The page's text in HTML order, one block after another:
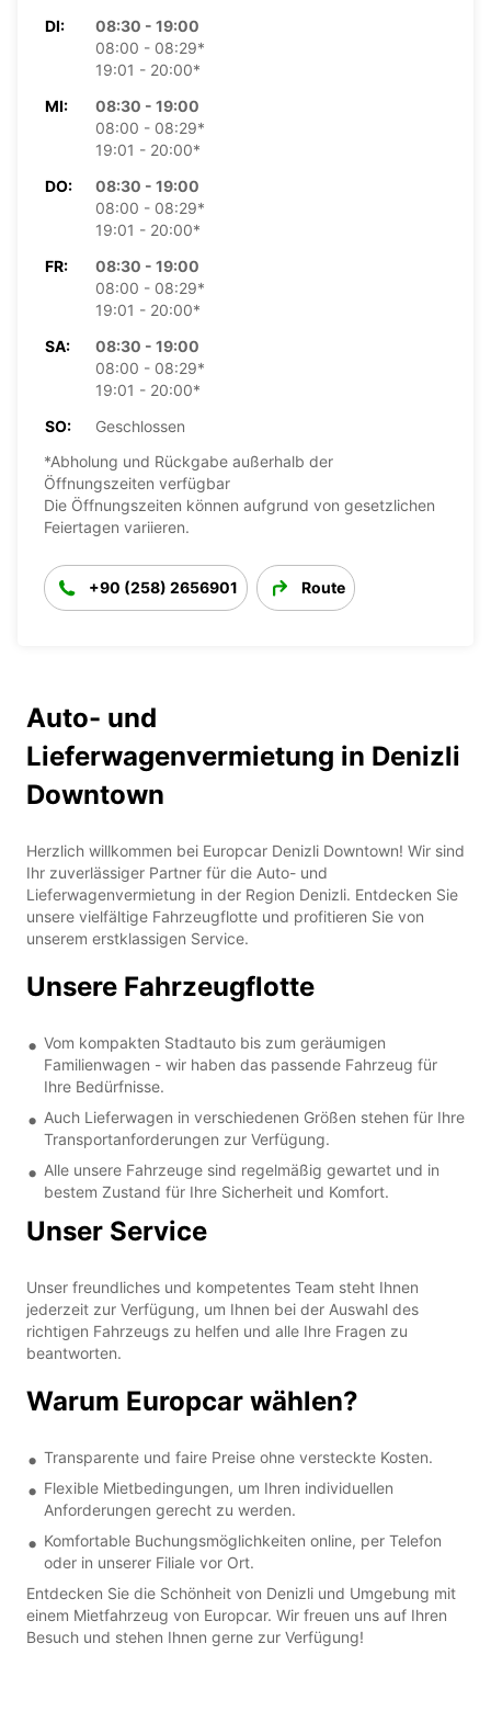
DI:
08:30 - 19:00
08:00 - 08:29*
19:01 - 20:00*
MI:
08:30 - 19:00
08:00 - 08:29*
19:01 - 20:00*
DO:
08:30 - 19:00
08:00 - 08:29*
19:01 - 20:00*
FR:
08:30 - 19:00
08:00 - 08:29*
19:01 - 20:00*
SA:
08:30 - 19:00
08:00 - 08:29*
19:01 - 20:00*
SO:
Geschlossen
*Abholung und Rückgabe außerhalb der
Öffnungszeiten verfügbar
Die Öffnungszeiten können aufgrund von gesetzlichen
Feiertagen variieren.
+90 (258) 2656901 Route
Auto- und
Lieferwagenvermietung in Denizli
Downtown
Herzlich willkommen bei Europcar Denizli Downtown! Wir sind
Ihr zuverlässiger Partner für die Auto- und
Lieferwagenvermietung in der Region Denizli. Entdecken Sie
unsere vielfältige Fahrzeugflotte und profitieren Sie von
unserem erstklassigen Service.
Unsere Fahrzeugflotte
Vom kompakten Stadtauto bis zum geräumigen
Familienwagen - wir haben das passende Fahrzeug für
Ihre Bedürfnisse.
Auch Lieferwagen in verschiedenen Größen stehen für Ihre
Transportanforderungen zur Verfügung.
Alle unsere Fahrzeuge sind regelmäßig gewartet und in
bestem Zustand für Ihre Sicherheit und Komfort.
Unser Service
Unser freundliches und kompetentes Team steht Ihnen
jederzeit zur Verfügung, um Ihnen bei der Auswahl des
richtigen Fahrzeugs zu helfen und alle Ihre Fragen zu
beantworten.
Warum Europcar wählen?
Transparente und faire Preise ohne versteckte Kosten.
Flexible Mietbedingungen, um Ihren individuellen
Anforderungen gerecht zu werden.
Komfortable Buchungsmöglichkeiten online, per Telefon
oder in unserer Filiale vor Ort.
Entdecken Sie die Schönheit von Denizli und Umgebung mit
einem Mietfahrzeug von Europcar. Wir freuen uns auf Ihren
Besuch und stehen Ihnen gerne zur Verfügung!